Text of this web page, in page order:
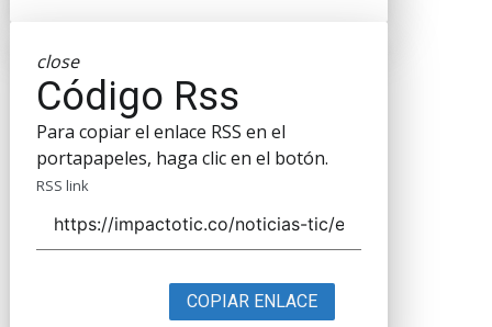
close
Código Rss
Para copiar el enlace RSS en el
portapapeles, haga clic en el botón.
RSS link
COPIAR ENLACE